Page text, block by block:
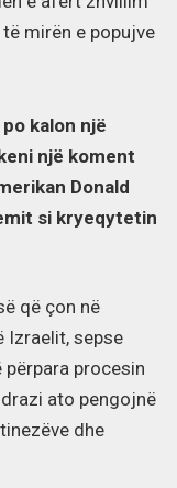
mirën e popujve
kalon një
një koment
Donald
si kryeqytetin
që çon në
Izraelit, sepse
procesin
ato pengojnë
dhe